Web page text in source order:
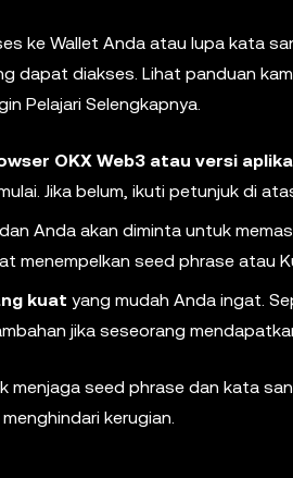
ke Wallet Anda atau lupa kata
dapat diakses. Lihat panduan
Pelajari Selengkapnya.
OKX Web3 atau versi
Jika belum, ikuti petunjuk di
dan Anda akan diminta untuk
menempelkan seed phrase atau
kuat yang mudah Anda ingat.
jika seseorang
menjaga seed phrase dan kata
kerugian.